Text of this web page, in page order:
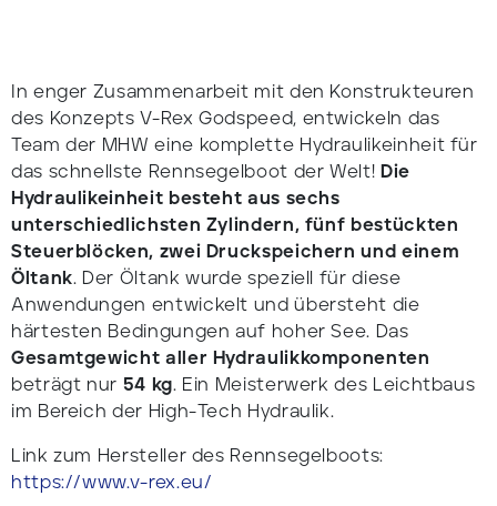
In enger Zusammenarbeit mit den Konstrukteuren
des Konzepts V-Rex Godspeed, entwickeln das
Team der MHW eine komplette Hydraulikeinheit für
das schnellste Rennsegelboot der Welt! Die
Hydraulikeinheit besteht aus sechs
unterschiedlichsten Zylindern, fünf bestückten
Steuerblöcken, zwei Druckspeichern und einem
Öltank. Der Öltank wurde speziell für diese
Anwendungen entwickelt und übersteht die
härtesten Bedingungen auf hoher See. Das
Gesamtgewicht aller Hydraulikkomponenten
beträgt nur 54 kg. Ein Meisterwerk des Leichtbaus
im Bereich der High-Tech Hydraulik.
Link zum Hersteller des Rennsegelboots:
https://www.v-rex.eu/